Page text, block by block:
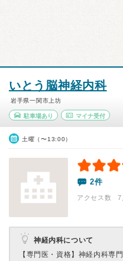
いとう脳神経内科
岩手県一関市上坊
駐車場あり マイナ受付
土曜（〜13:00）
2件
アクセス数 7
神経内科について
【専門医・資格】 神経内科専